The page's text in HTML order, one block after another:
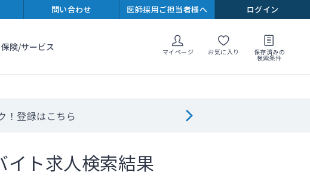
問い合わせ 医師採用ご担当者様へ ログイン
保険/サービス マイページ お気に入り 保存済みの
検索条件
！登録はこちら
イト求人検索結果